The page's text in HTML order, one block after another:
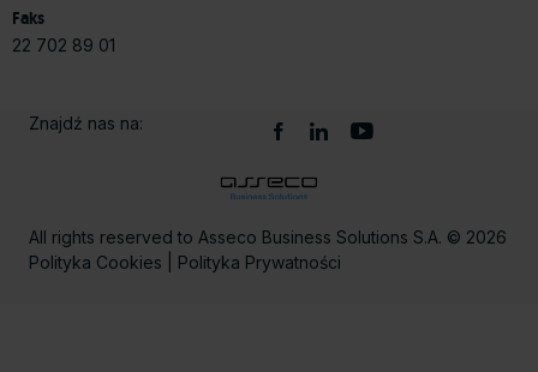
Faks
22 702 89 01
Znajdź nas na:
All rights reserved to Asseco Business Solutions S.A. © 2026
Polityka Cookies
Polityka Prywatności